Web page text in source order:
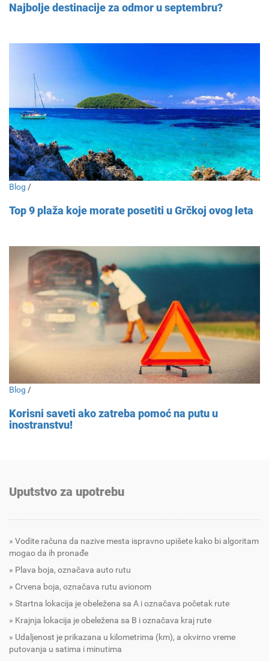
Najbolje destinacije za odmor u septembru?
Blog /
Top 9 plaža koje morate posetiti u Grčkoj ovog leta
Blog /
Korisni saveti ako zatreba pomoć na putu u
inostranstvu!
Uputstvo za upotrebu
Vodite računa da nazive mesta ispravno upišete kako bi algoritam
mogao da ih pronađe
Plava boja, označava auto rutu
Crvena boja, označava rutu avionom
Startna lokacija je obeležena sa A i označava početak rute
Krajnja lokacija je obeležena sa B i označava kraj rute
Udaljenost je prikazana u kilometrima (km), a okvirno vreme
putovanja u satima i minutima